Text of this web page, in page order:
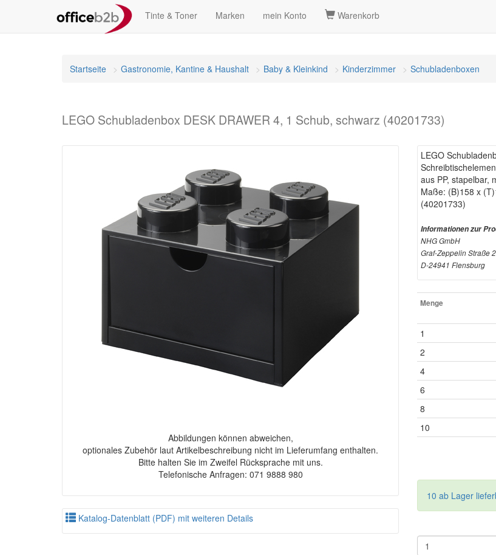
Tinte & Toner Marken mein Konto Warenkorb
Startseite Gastronomie, Kantine & Haushalt Baby & Kleinkind Kinderzimmer Schubladenboxen
LEGO Schubladenbox DESK DRAWER 4, 1 Schub, schwarz (40201733)
Abbildungen können abweichen,
optionales Zubehör laut Artikelbeschreibung nicht im Lieferumfang enthalten.
Bitte halten Sie im Zweifel Rücksprache mit uns.
Telefonische Anfragen: 071 9888 980
Katalog-Datenblatt (PDF) mit weiteren Details
LEGO
aus PP, stapelbar,
Maße: (B)158 x
(40201733)
Informationen zur
NHG GmbH
Graf-Zeppelin Straße
D-24941 Flensburg
Menge
1
2
4
6
8
10
10 ab Lager